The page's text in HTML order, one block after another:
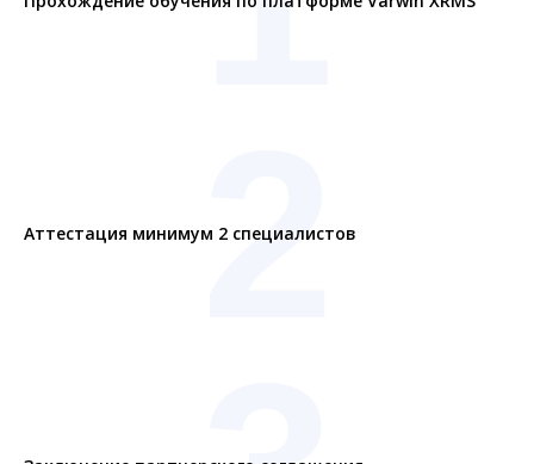
Аттестация минимум 2 специалистов
2